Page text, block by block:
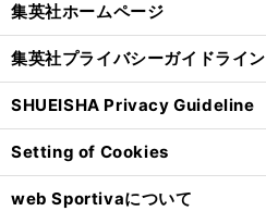
集英社ホームページ
集英社プライバシーガイドライン
SHUEISHA Privacy Guideline
Setting of Cookies
web Sportivaについて